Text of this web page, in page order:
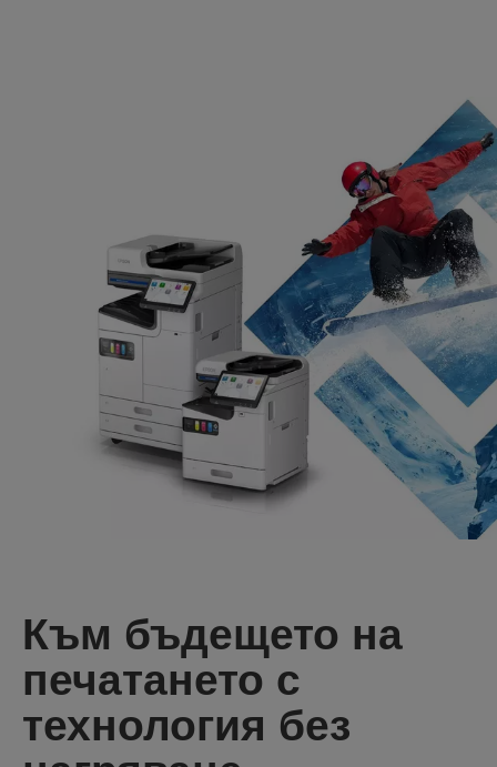
We will get in touch with you within the next few
Към бъдещето на
печатането с
технология без